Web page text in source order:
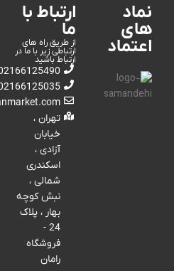
نماد
های
اعتماد
ارتباط با
ما
از طریق راه های
ارتباطی زیر با ما در
ارتباط باشید
تهران ،
خیابان
آزادی ،
اسکندری
شمالی ،
نبش کوچه
بهار ، پلاک
24 -
فروشگاه
رامان